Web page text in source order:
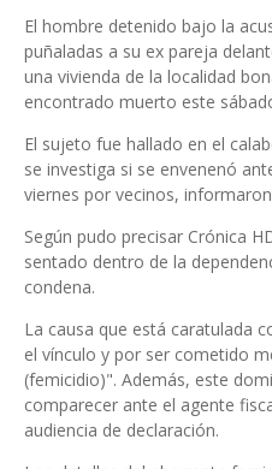
El hombre detenido bajo la
puñaladas a su ex pareja
una vivienda de la localidad
encontrado muerto este
El sujeto fue hallado en el
se investiga si se envenenó
viernes por vecinos,
Según pudo precisar Crónica
sentado dentro de la
condena.
La causa que está caratulada
el vínculo y por ser cometido
(femicidio)". Además, este
comparecer ante el agente
audiencia de declaración.